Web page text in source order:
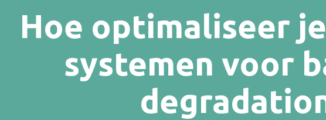
Hoe optimaliseer
systemen voor